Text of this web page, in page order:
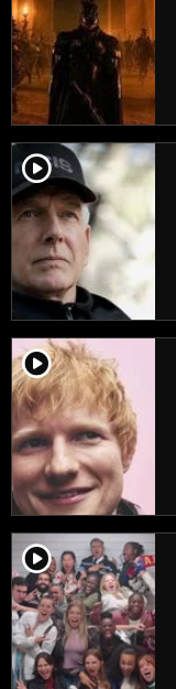
player2
player2
player2